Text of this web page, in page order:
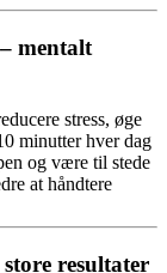
mentalt
stress, øge
minutter hver dag
og være til stede
at håndtere
resultater